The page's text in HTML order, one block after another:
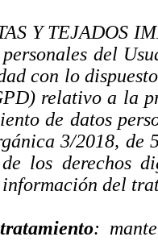
Y TEJADOS
del
con lo
relativo a la
de datos
3/2018, de
los derechos
del
: